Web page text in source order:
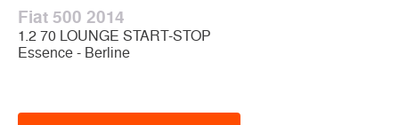
Fiat 500 2014
1.2 70 LOUNGE START-STOP
Essence - Berline